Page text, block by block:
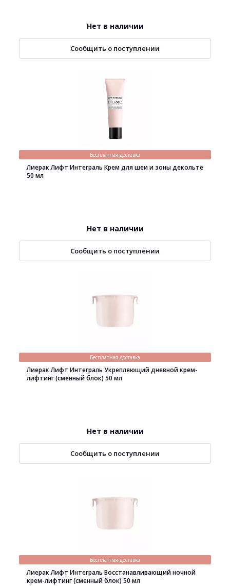
Нет в наличии
Сообщить о поступлении
Бесплатная доставка
Лиерак Лифт Интеграль Крем для шеи и зоны декольте
50 мл
Нет в наличии
Сообщить о поступлении
Бесплатная доставка
Лиерак Лифт Интеграль Укрепляющий дневной крем-
лифтинг (сменный блок) 50 мл
Нет в наличии
Сообщить о поступлении
Бесплатная доставка
Лиерак Лифт Интеграль Восстанавливающий ночной
крем-лифтинг (сменный блок) 50 мл